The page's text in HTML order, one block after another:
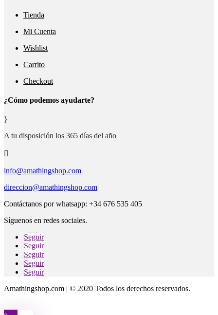
Tienda
Mi Cuenta
Wishlist
Carrito
Checkout
¿Cómo podemos ayudarte?
}
A tu disposición los 365 días del año

info@amathingshop.com
direccion@amathingshop.com
Contáctanos por whatsapp: +34 676 535 405
Síguenos en redes sociales.
Seguir
Seguir
Seguir
Seguir
Seguir
Amathingshop.com | © 2020 Todos los derechos reservados.